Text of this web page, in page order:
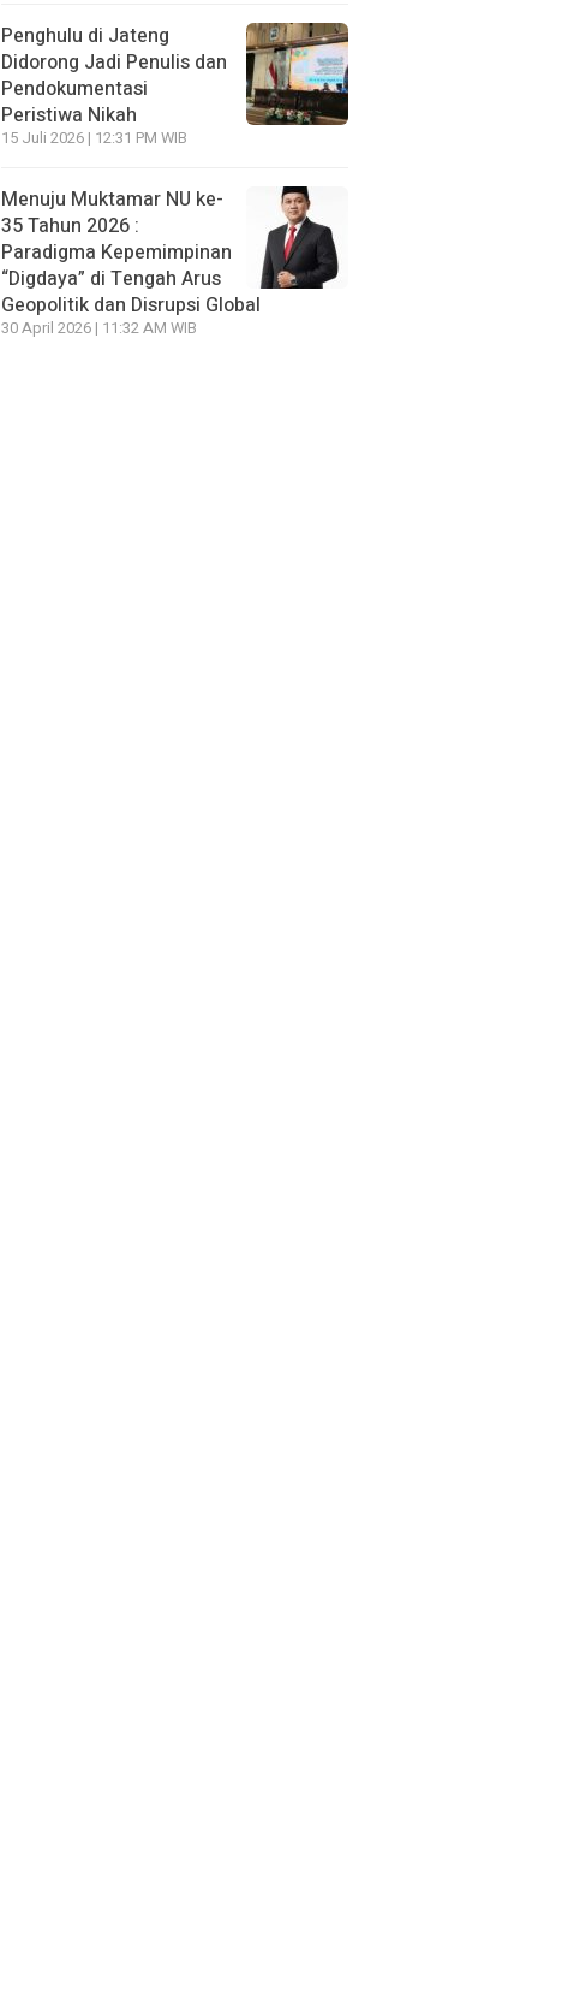
Penghulu di Jateng
Didorong Jadi Penulis dan
Pendokumentasi
Peristiwa Nikah
15 Juli 2026 | 12:31 PM WIB
Menuju Muktamar NU ke-
35 Tahun 2026 :
Paradigma Kepemimpinan
“Digdaya” di Tengah Arus
Geopolitik dan Disrupsi Global
30 April 2026 | 11:32 AM WIB